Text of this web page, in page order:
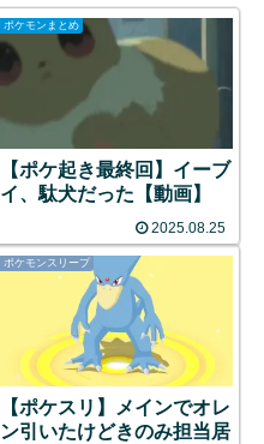
ポケモンまとめ
【ポケ起き最終回】イーブ
イ、駄犬だった【動画】
2025.08.25
ポケモンスリープ
【ポケスリ】メインでオレ
ン引いたけどきのみ担当居